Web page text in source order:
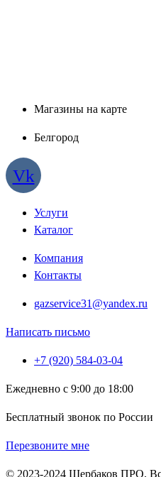
Магазины на карте
Белгород
Vk
Услуги
Каталог
Компания
Контакты
gazservice31@yandex.ru
Написать письмо
+7 (920) 584-03-04
Ежедневно с 9:00 до 18:00
Бесплатный звонок по России
Перезвоните мне
© 2023-2024 Щербаков ПРО.